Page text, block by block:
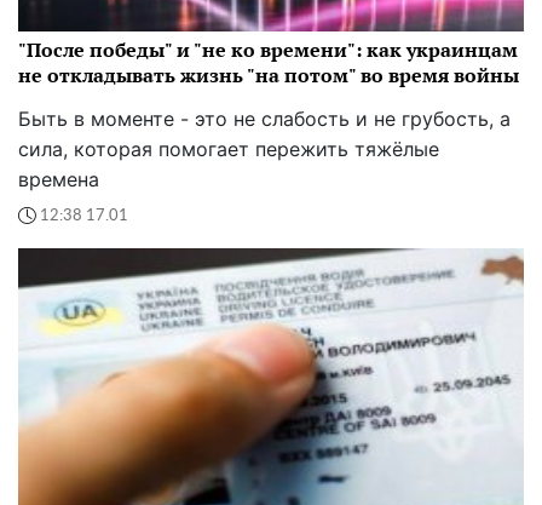
"После победы" и "не ко времени": как украинцам
не откладывать жизнь "на потом" во время войны
Быть в моменте - это не слабость и не грубость, а
сила, которая помогает пережить тяжёлые
времена
12:38 17.01